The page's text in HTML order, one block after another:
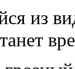
из